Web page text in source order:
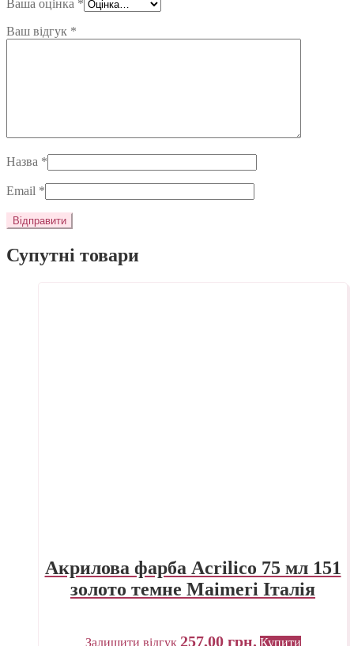
Ваша оцінка *
Ваш відгук *
Назва *
Email *
Супутні товари
Акрилова фарба Acrilico 75 мл 151
золото темне Maimeri Італія
Залишити відгук 257,00 грн. Купити